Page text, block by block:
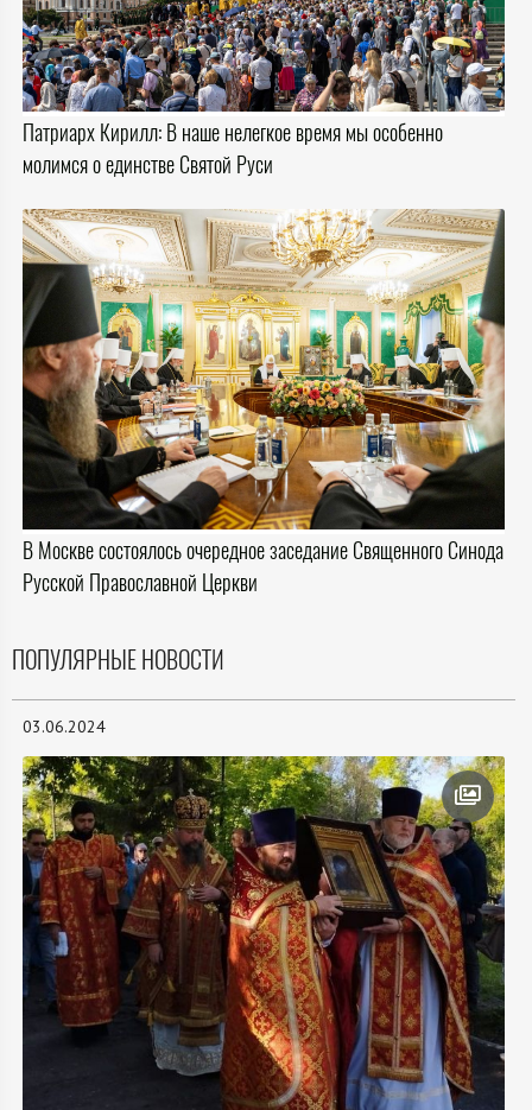
Патриарх Кирилл: В наше нелегкое время мы особенно
молимся о единстве Святой Руси
В Москве состоялось очередное заседание Священного Синода
Русской Православной Церкви
ПОПУЛЯРНЫЕ НОВОСТИ
03.06.2024